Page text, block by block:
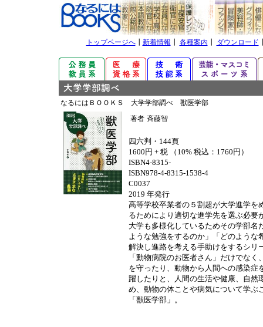
トップページへ┃ 新着情報 各種案内 ダウンロード
なるにはＢＯＯＫＳ 大学学部調べ 獣医学部
著者 斉藤智
四六判・144頁
1600円 + 税 （10% 税込：1760円）
ISBN4-8315-
ISBN978-4-8315-1538-4
C0037
2019 年発行
高等学校卒業者の５割超が大学進学を
るためにより適切な進学先を選ぶ必要
大学も多様化しているためその学部名
ような勉強をするのか」「どのような
解決し進路を考える手助けをするシリ
「動物病院のお医者さん」だけでな
を守ったり、動物から人間への感染症
躍したりと、人間の生活や健康、自然
め、動物の体ことや病気について学ぶ
「獣医学部」。